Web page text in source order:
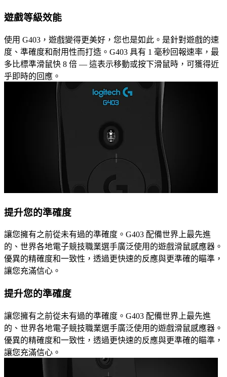
遊戲等級效能
使用 G403，遊戲變得更美好，您也是如此。是針對遊戲的速
度、準確度和耐用性而打造。G403 具有 1 毫秒回報速率，最
多比標準滑鼠快 8 倍 — 這表示移動或按下滑鼠時，可獲得近
乎即時的回應。
提升您的準確度
讓您擁有之前從未有過的準確度。G403 配備世界上最先進
的、世界各地電子競技職業選手廣泛使用的遊戲滑鼠感應器。
優異的精確度和一致性，透過更快速的反應與更準確的瞄準，
讓您充滿信心。
提升您的準確度
讓您擁有之前從未有過的準確度。G403 配備世界上最先進
的、世界各地電子競技職業選手廣泛使用的遊戲滑鼠感應器。
優異的精確度和一致性，透過更快速的反應與更準確的瞄準，
讓您充滿信心。